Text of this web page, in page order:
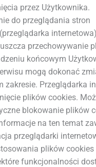
przez Użytkownika.
do przeglądania stron
przechowywanie
końcowym
mogą dokonać
zakresie. Przeglądarka
plików cookies.
blokowanie plików
na ten temat
przeglądarki
plików cookies
funkcjonalności